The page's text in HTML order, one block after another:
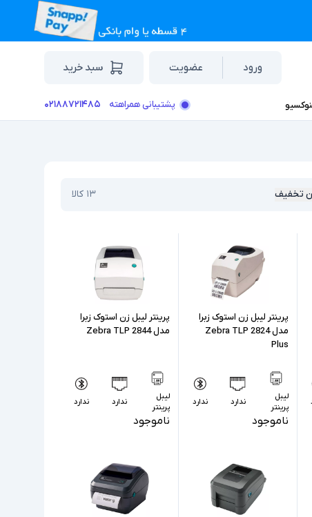
ورود عضویت سبد خرید
پشتیبانی همراهته ۰۲۱۸۸۷۲۱۴۸۵
تخفیف ۱۳ کالا
پرینتر لیبل زن استوک زبرا
مدل Zebra TLP 2824
Plus
لیبل
پرینتر
ندارد ندارد
ناموجود
پرینتر لیبل زن استوک زبرا
مدل Zebra TLP 2844
لیبل
پرینتر
ندارد ندارد
ناموجود